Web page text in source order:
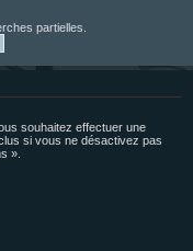
partielles.
souhaitez effectuer une
si vous ne désactivez pas
».